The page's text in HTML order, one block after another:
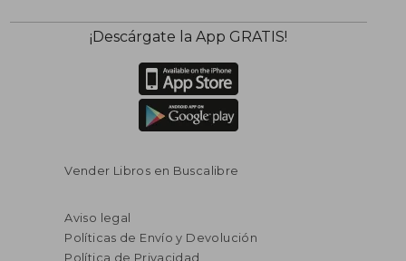
¡Descárgate la App GRATIS!
Vender Libros en Buscalibre
Aviso legal
Políticas de Envío y Devolución
Política de Privacidad